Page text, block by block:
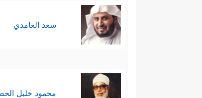
سعد الغامدي
محمود خليل